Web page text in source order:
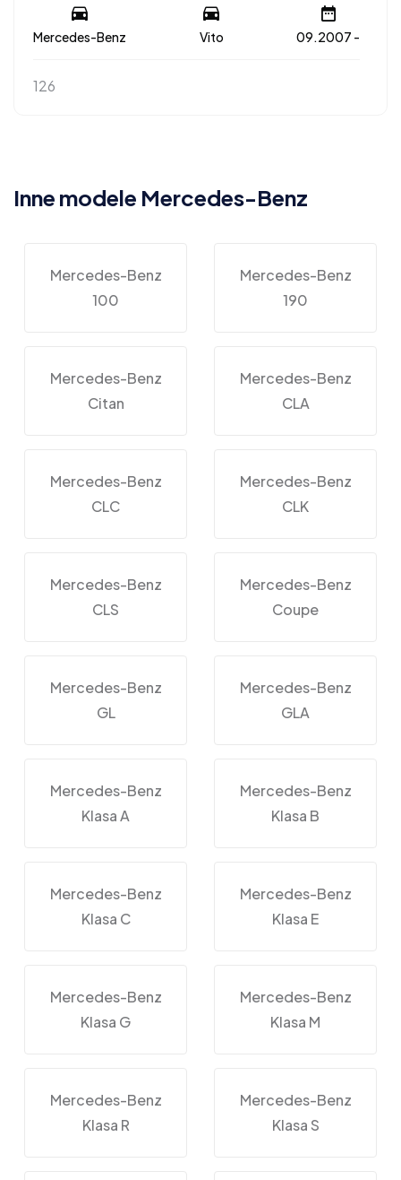
Mercedes-Benz Vito 09.2007 -
126
Inne modele Mercedes-Benz
Mercedes-Benz
100
Mercedes-Benz
190
Mercedes-Benz
Citan
Mercedes-Benz
CLA
Mercedes-Benz
CLC
Mercedes-Benz
CLK
Mercedes-Benz
CLS
Mercedes-Benz
Coupe
Mercedes-Benz
GL
Mercedes-Benz
GLA
Mercedes-Benz
Klasa A
Mercedes-Benz
Klasa B
Mercedes-Benz
Klasa C
Mercedes-Benz
Klasa E
Mercedes-Benz
Klasa G
Mercedes-Benz
Klasa M
Mercedes-Benz
Klasa R
Mercedes-Benz
Klasa S